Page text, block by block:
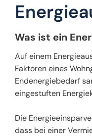
Was ist ein
Auf einem
Faktoren eines
Endenergiebedarf
eingestuften
Die
dass bei einer